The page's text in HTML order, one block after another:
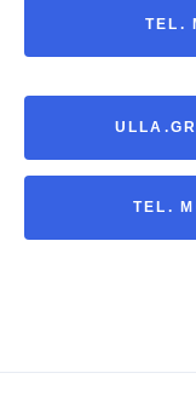
TEL.
TEL.